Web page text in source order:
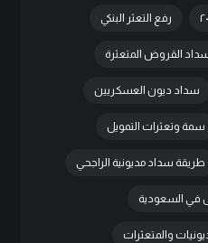
رفع التعثر البنكي
القروض المتعثرة
سداد ديون العسكريين
سمة وتعثرات التمويل
طريقة سداد مديونية الراجحي
في السعودية
والمتعثرات